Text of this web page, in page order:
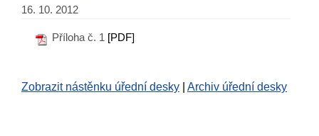
16. 10. 2012
Příloha č. 1 [PDF]
Zobrazit nástěnku úřední desky Archiv úřední desky